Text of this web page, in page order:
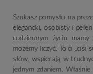
Szukasz pomysłu na
elegancki, osobisty i
codziennym życiu
możemy liczyć. To ci „cisi
słów, wspierają w
jednym zdaniem.